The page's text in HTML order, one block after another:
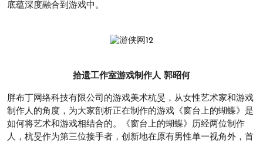
底蕴深度融合到游戏中。
拾遗工作室游戏制作人 郭昭何
胖布丁网络科技有限公司的游戏美术杭旻，从女性艺术家和游戏
制作人的角度，为大家剖析正在制作的游戏《窗台上的蝴蝶》是
如何将艺术和游戏相结合的。《窗台上的蝴蝶》历经两位制作
人，杭旻作为第三位接手者，创新地在原有男性单一视角外，首